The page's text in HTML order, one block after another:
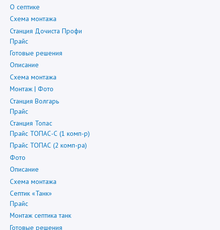
О септике
Схема монтажа
Станция Дочиста Профи
Прайс
Готовые решения
Описание
Схема монтажа
Монтаж | Фото
Станция Волгарь
Прайс
Станция Топас
Прайс ТОПАС-С (1 комп-р)
Прайс ТОПАС (2 комп-ра)
Фото
Описание
Схема монтажа
Септик «Танк»
Прайс
Монтаж септика танк
Готовые решения